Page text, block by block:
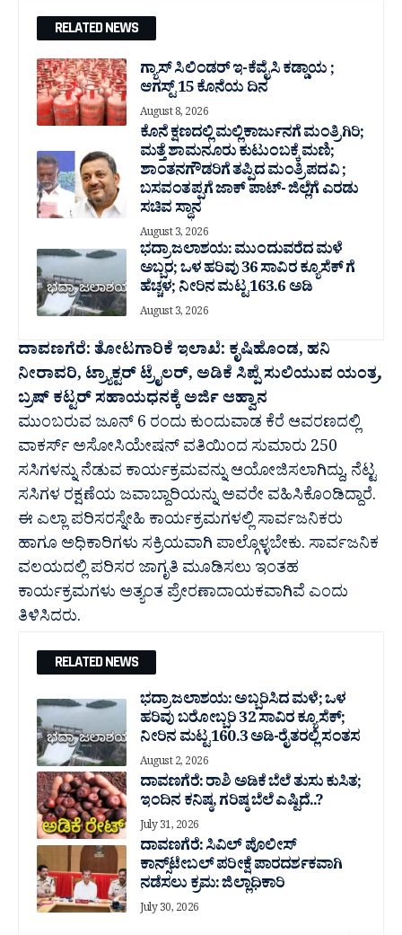
RELATED NEWS
ಗ್ಯಾಸ್ ಸಿಲಿಂಡರ್ ಇ-ಕೆವೈಸಿ ಕಡ್ಡಾಯ ;
ಆಗಸ್ಟ್ 15 ಕೊನೆಯ ದಿನ
August 8, 2026
ಕೊನೆ ಕ್ಷಣದಲ್ಲಿ ಮಲ್ಲಿಕಾರ್ಜುನಗೆ ಮಂತ್ರಿಗಿರಿ;
ಮತ್ತೆ ಶಾಮನೂರು ಕುಟುಂಬಕ್ಕೆ ಮಣಿ;
ಶಾಂತನಗೌಡರಿಗೆ ತಪ್ಪಿದ ಮಂತ್ರಿ ಪದವಿ ;
ಬಸವಂತಪ್ಪಗೆ ಜಾಕ್ ಪಾಟ್- ಜಿಲ್ಲೆಗೆ ಎರಡು
ಸಚಿವ ಸ್ಥಾನ
August 3, 2026
ಭದ್ರಾ ಜಲಾಶಯ: ಮುಂದುವರೆದ ಮಳೆ
ಅಬ್ಬರ; ಒಳ ಹರಿವು 36 ಸಾವಿರ‌ ಕ್ಯೂಸೆಕ್ ಗೆ
ಹೆಚ್ಚಳ; ನೀರಿನ ಮಟ್ಟ 163.6 ಅಡಿ
August 3, 2026
ದಾವಣಗೆರೆ: ತೋಟಗಾರಿಕೆ ಇಲಾಖೆ: ಕೃಷಿಹೊಂಡ, ಹನಿ
ನೀರಾವರಿ, ಟ್ರ್ಯಾಕ್ಟರ್ ಟ್ರೈಲರ್, ಅಡಿಕೆ ಸಿಪ್ಪೆ ಸುಲಿಯುವ ಯಂತ್ರ,
ಬ್ರಷ್ ಕಟ್ಟರ್ ಸಹಾಯಧನಕ್ಕೆ ಅರ್ಜಿ ಆಹ್ವಾನ
ಮುಂಬರುವ ಜೂನ್ 6 ರಂದು ಕುಂದುವಾಡ ಕೆರೆ ಆವರಣದಲ್ಲಿ
ವಾಕರ್ಸ್ ಅಸೋಸಿಯೇಷನ್ ವತಿಯಿಂದ ಸುಮಾರು 250
ಸಸಿಗಳನ್ನು ನೆಡುವ ಕಾರ್ಯಕ್ರಮವನ್ನು ಆಯೋಜಿಸಲಾಗಿದ್ದು, ನೆಟ್ಟ
ಸಸಿಗಳ ರಕ್ಷಣೆಯ ಜವಾಬ್ದಾರಿಯನ್ನು ಅವರೇ ವಹಿಸಿಕೊಂಡಿದ್ದಾರೆ.
ಈ ಎಲ್ಲಾ ಪರಿಸರಸ್ನೇಹಿ ಕಾರ್ಯಕ್ರಮಗಳಲ್ಲಿ ಸಾರ್ವಜನಿಕರು
ಹಾಗೂ ಅಧಿಕಾರಿಗಳು ಸಕ್ರಿಯವಾಗಿ ಪಾಲ್ಗೊಳ್ಳಬೇಕು. ಸಾರ್ವಜನಿಕ
ವಲಯದಲ್ಲಿ ಪರಿಸರ ಜಾಗೃತಿ ಮೂಡಿಸಲು ಇಂತಹ
ಕಾರ್ಯಕ್ರಮಗಳು ಅತ್ಯಂತ ಪ್ರೇರಣಾದಾಯಕವಾಗಿವೆ ಎಂದು
ತಿಳಿಸಿದರು.
RELATED NEWS
ಭದ್ರಾ ಜಲಾಶಯ: ಅಬ್ಬರಿಸಿದ ಮಳೆ; ಒಳ
ಹರಿವು ಬರೋಬ್ಬರಿ 32 ಸಾವಿರ‌ ಕ್ಯೂಸೆಕ್;
ನೀರಿನ ಮಟ್ಟ 160.3 ಅಡಿ-ರೈತರಲ್ಲಿ ಸಂತಸ
August 2, 2026
ದಾವಣಗೆರೆ: ರಾಶಿ ಅಡಿಕೆ ಬೆಲೆ ತುಸು‌ ಕುಸಿತ;
ಇಂದಿನ ಕನಿಷ್ಠ, ಗರಿಷ್ಠ ಬೆಲೆ ಎಷ್ಟಿದೆ..?
July 31, 2026
ದಾವಣಗೆರೆ: ಸಿವಿಲ್ ಪೊಲೀಸ್
ಕಾನ್ಸ್‌ಟೇಬಲ್ ಪರೀಕ್ಷೆ ಪಾರದರ್ಶಕವಾಗಿ
ನಡೆಸಲು ಕ್ರಮ: ಜಿಲ್ಲಾಧಿಕಾರಿ
July 30, 2026